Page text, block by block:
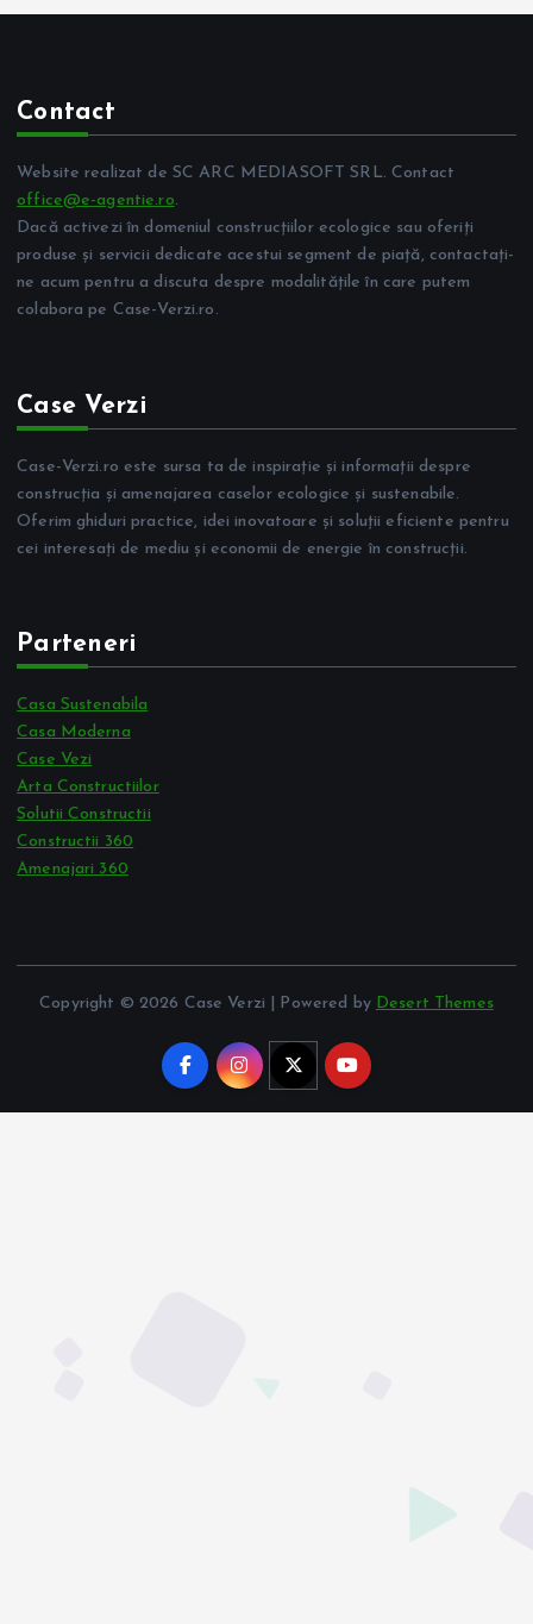
Contact
Website realizat de SC ARC MEDIASOFT SRL. Contact
office@e-agentie.ro.
Dacă activezi în domeniul construcțiilor ecologice sau oferiți
produse și servicii dedicate acestui segment de piață, contactați-
ne acum pentru a discuta despre modalitățile în care putem
colabora pe Case-Verzi.ro.
Case Verzi
Case-Verzi.ro este sursa ta de inspirație și informații despre
construcția și amenajarea caselor ecologice și sustenabile.
Oferim ghiduri practice, idei inovatoare și soluții eficiente pentru
cei interesați de mediu și economii de energie în construcții.
Parteneri
Casa Sustenabila
Casa Moderna
Case Vezi
Arta Constructiilor
Solutii Constructii
Constructii 360
Amenajari 360
Copyright © 2026 Case Verzi | Powered by Desert Themes